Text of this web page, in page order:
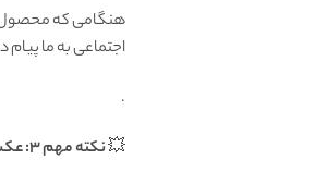
اجتماعی به ما
.
💥نکته مهم 3: عکس بدون ویرایش